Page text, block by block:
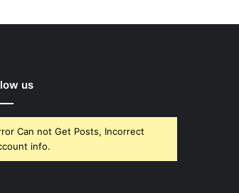
us
Can not Get Posts, Incorrect
info.